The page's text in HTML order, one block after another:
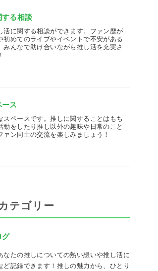
る相談
活に関する相談ができます。ファン歴が
初めてのライブやイベントで不安がある
みんなで助け合いながら推し活を充実さ
ス
スペースです。推しに関することはもち
動をしたり推し以外の趣味や日常のこと
ァン同士の交流を楽しみましょう！
テゴリー
グ
なたの推しについての熱い想いや推し活に
ど記録できます！推しの魅力から、ひとり